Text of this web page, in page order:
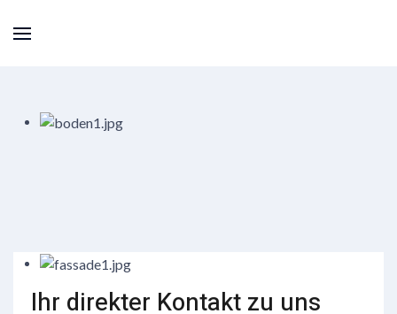
Ihr direkter Kontakt zu uns